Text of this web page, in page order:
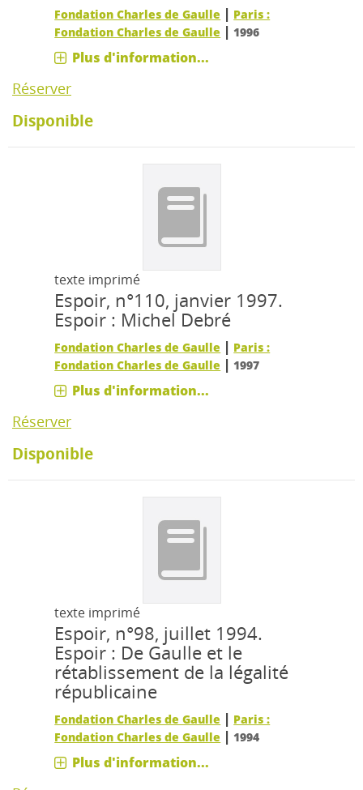
Fondation Charles de Gaulle | Paris :
Fondation Charles de Gaulle | 1996
Plus d'information...
Réserver
Disponible
texte imprimé
Espoir, n°110, janvier 1997.
Espoir : Michel Debré
Fondation Charles de Gaulle | Paris :
Fondation Charles de Gaulle | 1997
Plus d'information...
Réserver
Disponible
texte imprimé
Espoir, n°98, juillet 1994.
Espoir : De Gaulle et le
rétablissement de la légalité
républicaine
Fondation Charles de Gaulle | Paris :
Fondation Charles de Gaulle | 1994
Plus d'information...